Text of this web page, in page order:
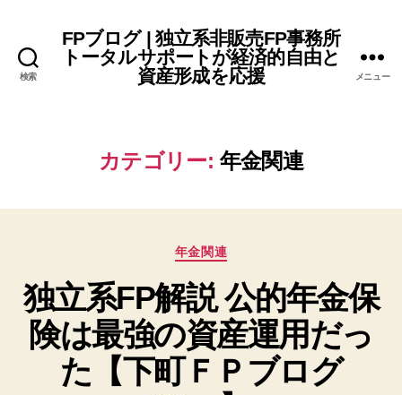
検索
FPブログ | 独立系非販売FP事務所
トータルサポートが経済的自由と
資産形成を応援
メニュー
カテゴリー: 年金関連
カ
ゴ
リ
ー
年金関連
独立系FP解説 公的年金保
険は最強の資産運用だっ
た【下町ＦＰブログ